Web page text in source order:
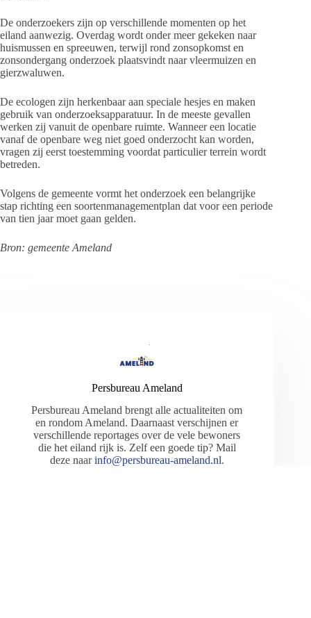
De onderzoekers zijn op verschillende momenten op het
eiland aanwezig. Overdag wordt onder meer gekeken naar
huismussen en spreeuwen, terwijl rond zonsopkomst en
zonsondergang onderzoek plaatsvindt naar vleermuizen en
gierzwaluwen.
De ecologen zijn herkenbaar aan speciale hesjes en maken
gebruik van onderzoeksapparatuur. In de meeste gevallen
werken zij vanuit de openbare ruimte. Wanneer een locatie
vanaf de openbare weg niet goed onderzocht kan worden,
vragen zij eerst toestemming voordat particulier terrein wordt
betreden.
Volgens de gemeente vormt het onderzoek een belangrijke
stap richting een soortenmanagementplan dat voor een periode
van tien jaar moet gaan gelden.
Bron: gemeente Ameland
Persbureau Ameland
Persbureau Ameland brengt alle actualiteiten om
en rondom Ameland. Daarnaast verschijnen er
verschillende reportages over de vele bewoners
die het eiland rijk is. Zelf een goede tip? Mail
deze naarinfo@persbureau-ameland.nl.